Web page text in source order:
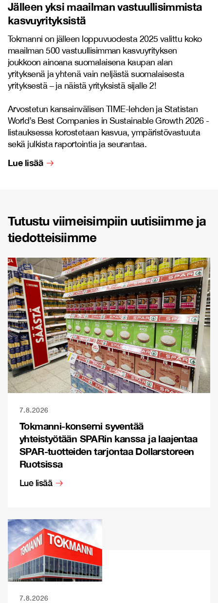
Jälleen yksi maailman vastuullisimmista
kasvuyrityksistä
Tokmanni on jälleen loppuvuodesta 2025 valittu koko
maailman 500 vastuullisimman kasvuyrityksen
joukkoon ainoana suomalaisena kaupan alan
yrityksenä ja yhtenä vain neljästä suomalaisesta
yrityksestä – ja näistä yrityksistä sijalle 2!
Arvostetun kansainvälisen TIME-lehden ja Statistan
World’s Best Companies in Sustainable Growth 2026 -
listauksessa korostetaan kasvua, ympäristövastuuta
sekä julkista raportointia ja seurantaa.
Lue lisää
Tutustu viimeisimpiin uutisiimme ja
tiedotteisiimme
7.8.2026
Tokmanni-konserni syventää
yhteistyötään SPARin kanssa ja laajentaa
SPAR-tuotteiden tarjontaa Dollarstoreen
Ruotsissa
Lue lisää
7.8.2026